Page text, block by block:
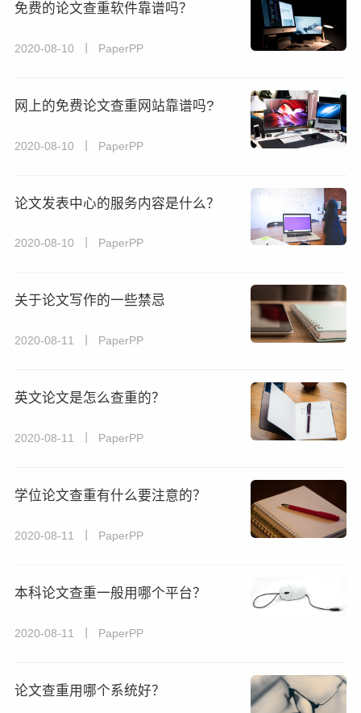
免费的论文查重软件靠谱吗？
2020-08-10 丨 PaperPP
网上的免费论文查重网站靠谱吗?
2020-08-10 丨 PaperPP
论文发表中心的服务内容是什么？
2020-08-10 丨 PaperPP
关于论文写作的一些禁忌
2020-08-11 丨 PaperPP
英文论文是怎么查重的？
2020-08-11 丨 PaperPP
学位论文查重有什么要注意的？
2020-08-11 丨 PaperPP
本科论文查重一般用哪个平台？
2020-08-11 丨 PaperPP
论文查重用哪个系统好？